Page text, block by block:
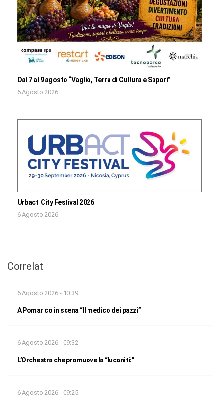
Dal 7 al 9 agosto “Vaglio, Terra di Cultura e Sapori”
6 Agosto 2026
Urbact City Festival 2026
6 Agosto 2026
Correlati
6 Agosto 2026 - 10:39
A Pomarico in scena “Il medico dei pazzi”
6 Agosto 2026 - 09:32
L’Orchestra che promuove la “lucanità”
6 Agosto 2026 - 09:25